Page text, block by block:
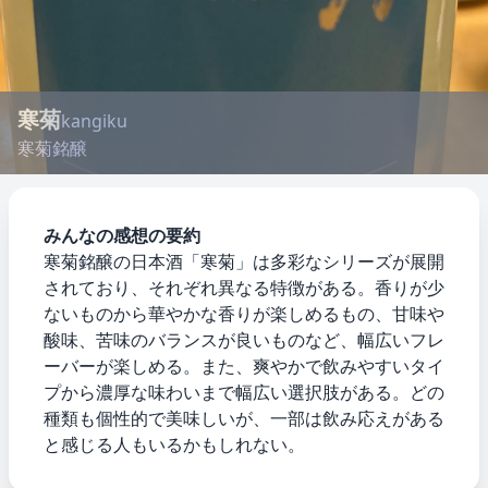
寒菊kangiku
寒菊銘醸
みんなの感想の要約
寒菊銘醸の日本酒「寒菊」は多彩なシリーズが展開
されており、それぞれ異なる特徴がある。香りが少
ないものから華やかな香りが楽しめるもの、甘味や
酸味、苦味のバランスが良いものなど、幅広いフレ
ーバーが楽しめる。また、爽やかで飲みやすいタイ
プから濃厚な味わいまで幅広い選択肢がある。どの
種類も個性的で美味しいが、一部は飲み応えがある
と感じる人もいるかもしれない。